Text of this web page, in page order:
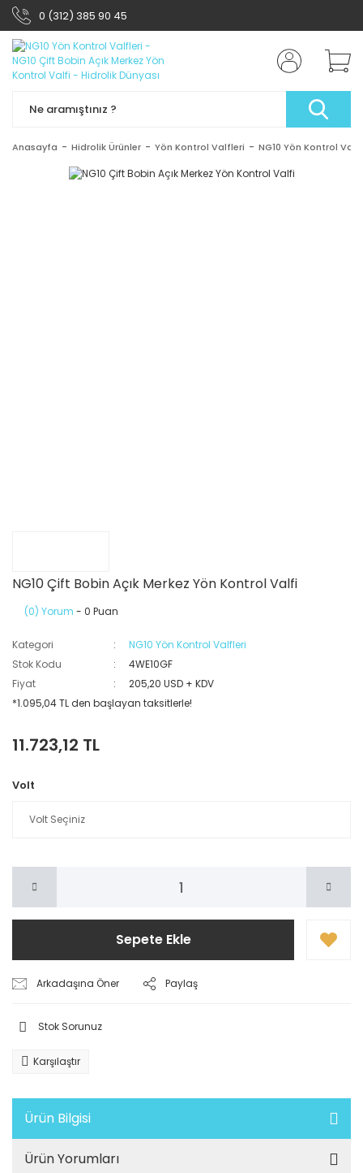
0 (312) 385 90 45
Anasayfa Hidrolik Ürünler Yön Kontrol Valfleri NG10 Yön Kontrol
NG10 Çift Bobin Açık Merkez Yön Kontrol Valfi
(0) Yorum - 0 Puan
Kategori
NG10 Yön Kontrol Valfleri
Stok Kodu
4WE10GF
Fiyat
205,20 USD + KDV
*1.095,04 TL den başlayan taksitlerle!
11.723,12 TL
Volt
Sepete Ekle
Arkadaşına Öner Paylaş
Stok Sorunuz
Karşılaştır
Ürün Bilgisi
Ürün Yorumları